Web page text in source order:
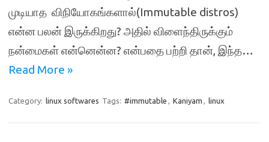
முடியாத விநியோகங்களால்(Immutable distros)
என்ன பலன் இருக்கிறது? அதில் விளைந்திருக்கும்
நன்மைகள் என்னென்ன? என்பதை பற்றி தான், இந்த…
Read More »
Category: linux softwares Tags: #immutable , Kaniyam , linux